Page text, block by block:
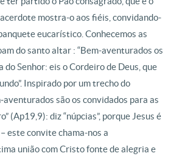
mostra-o aos fiéis, convidando-
eucarístico. Conhecemos as
do santo altar : “Bem-aventurados os
do Senhor: eis o Cordeiro de Deus, que
Inspirado por um trecho do
aventurados são os convidados para as
(Ap19,9): diz “núpcias”, porque Jesus é
este convite chama-nos a
união com Cristo fonte de alegria e